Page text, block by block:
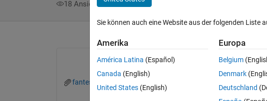
18 Ansichten (30 Tage)
fantest.xlsx - Sheet2.xlsx
Sie können auch eine Website aus der folgenden Liste
Amerika
América Latina (Español)
Canada (English)
United States (English)
Europa
Belgium
Denmark
Deutschland